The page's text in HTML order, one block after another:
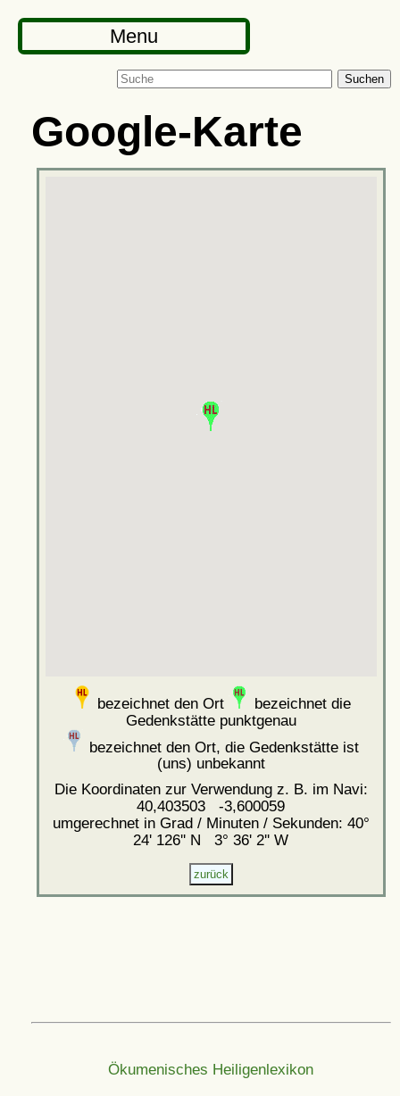
Menu
Suchen
Google-Karte
bezeichnet den Ort
bezeichnet die
Gedenkstätte punktgenau
bezeichnet den Ort, die Gedenkstätte ist
(uns) unbekannt
Die Koordinaten zur Verwendung z. B. im Navi:
40,403503 -3,600059
umgerechnet in Grad / Minuten / Sekunden: 40°
24' 126'' N 3° 36' 2'' W
Ökumenisches Heiligenlexikon